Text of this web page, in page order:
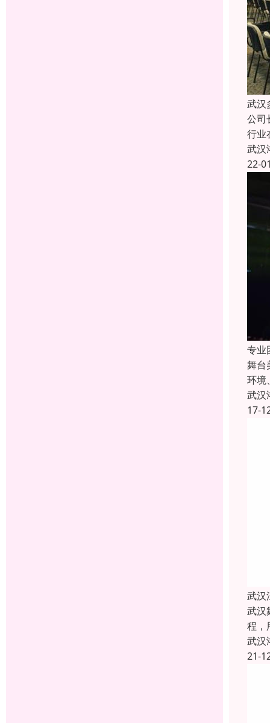
武汉
公司
行业
武汉
22-
专业
舞台
环境
武汉
17-
武汉
武汉
程，
武汉
21-